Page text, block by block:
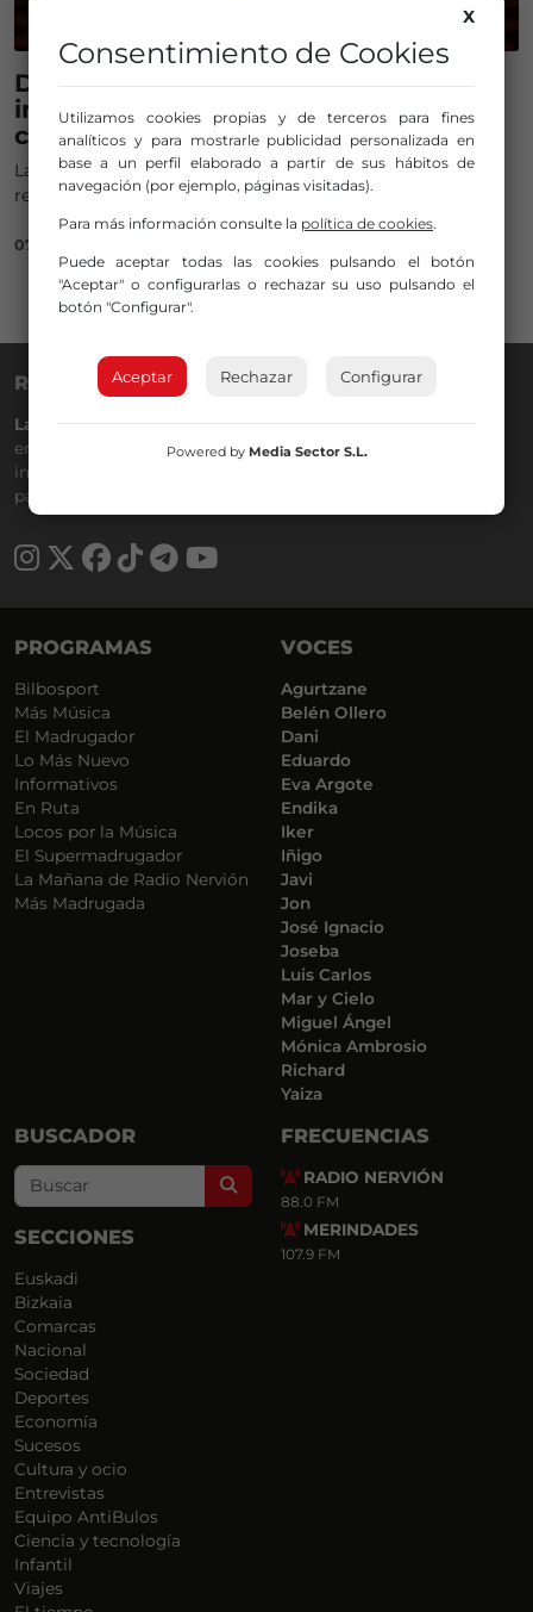
Doña Visenta, la abuela más viral es
inteligencia artificial: hablamos con el
creador del personaje
La 'iaia' que dice verdades que escuecen y arrasa en las
redes es producto de la Inteligencia Artificial
07/10/2025
RADIO NERVIÓN
La Gran Familiadesde hace40 añosen la88.0de tu dial. La
emisora de Bilbao para todos los públicos, con Más Música,
información a menos cinco, deportes, tráfico y la
participación de los oyentes.
PROGRAMAS
Bilbosport
Más Música
El Madrugador
Lo Más Nuevo
Informativos
En Ruta
Locos por la Música
El Supermadrugador
La Mañana de Radio Nervión
Más Madrugada
VOCES
Agurtzane
Belén Ollero
Dani
Eduardo
Eva Argote
Endika
Iker
Iñigo
Javi
Jon
José Ignacio
Joseba
Luis Carlos
Mar y Cielo
Miguel Ángel
Mónica Ambrosio
Richard
Yaiza
BUSCADOR
Search
SECCIONES
Euskadi
Bizkaia
Comarcas
Nacional
Sociedad
Deportes
Economía
Sucesos
Cultura y ocio
Entrevistas
Equipo AntiBulos
Ciencia y tecnología
Infantil
Viajes
FRECUENCIAS
RADIO NERVIÓN
88.0 FM
MERINDADES
107.9 FM
X
Consentimiento de Cookies
Utilizamos cookies propias y de terceros para fines
analíticos y para mostrarle publicidad personalizada en
base a un perfil elaborado a partir de sus hábitos de
navegación (por ejemplo, páginas visitadas).
Para más información consulte la política de cookies.
Puede aceptar todas las cookies pulsando el botón
"Aceptar" o configurarlas o rechazar su uso pulsando el
botón "Configurar".
Aceptar Rechazar Configurar
Powered by Media Sector S.L.